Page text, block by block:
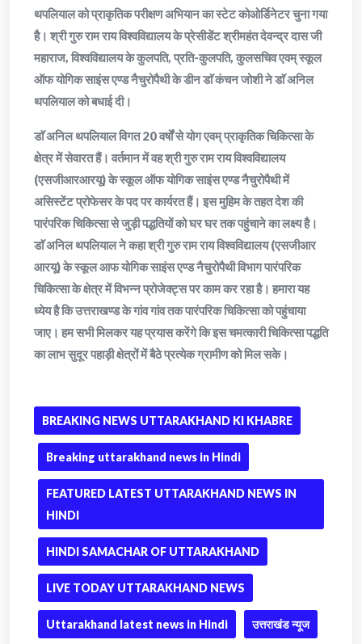
थपलियाल को प्राकृतिक परीक्षण अभियान का स्टेट कोओर्डिनेटर चुना गया
है। श्री गुरु राम राय विश्वविद्यालय के प्रेसीडेंट श्रीमहंत देवन्द्र दास जी
महाराज, विश्वविद्यालय के कुलपति, प्रति-कुलपति, कुलसचिव एवम् स्कूल
ऑफ योगिक साइंस एण्ड नैचुरोपैथी के डीन डाॅ कंचन जोशी ने डाॅ अनिल
थपलियाल को बधाई दी।
डाॅ अनिल थपलियाल विगत 20 वर्षों से योग एवम् प्राकृतिक चिकित्सा के
क्षेत्र में सेवारत हैं। वर्तमान में वह श्री गुरु राम राय विश्वविद्यालय
(एसजीआरआरयू) के स्कूल ऑफ योगिक साइंस एण्ड नैचुरोपैथी में
असिस्टेंट प्रोफेसर के पद पर कार्यरत हैं। इस मुहिम के तहत देश की
पारंपरिक चिकित्सा से जुड़ी पद्धतियों को घर घर तक पहुंचाने का लक्ष्य है।
डाॅ अनिल थपलियाल ने कहा श्री गुरु राम राय विश्वविद्यालय (एसजीआर
आरयू) के स्कूल आफ योगिक साइंस एण्ड नैचुरोपैथी विभाग पारंपरिक
चिकित्सा के क्षेत्र में विभन्न प्रोजेक्ट्स पर काम कर रहा है। हमारा यह
ध्येय है कि उत्तराखण्ड के गांव गांव तक पारंपरिक चिकित्सा को पहुंचाया
जाए। हम सभी मिलकर यह प्रयास करेंगे कि इस चमत्कारी चिकित्सा पद्धति
का लाभ सुदूर पहाड़ी क्षेत्रों में बैठे प्रत्येक ग्रामीण को मिल सके।
BREAKING NEWS UTTARAKHAND KI KHABRE
Breaking uttarakhand news in Hindi
FEATURED LATEST UTTARAKHAND NEWS IN
HINDI
HINDI SAMACHAR OF UTTARAKHAND
LIVE TODAY UTTARAKHAND NEWS
Uttarakhand latest news in Hindi उत्तराखंड न्यूज